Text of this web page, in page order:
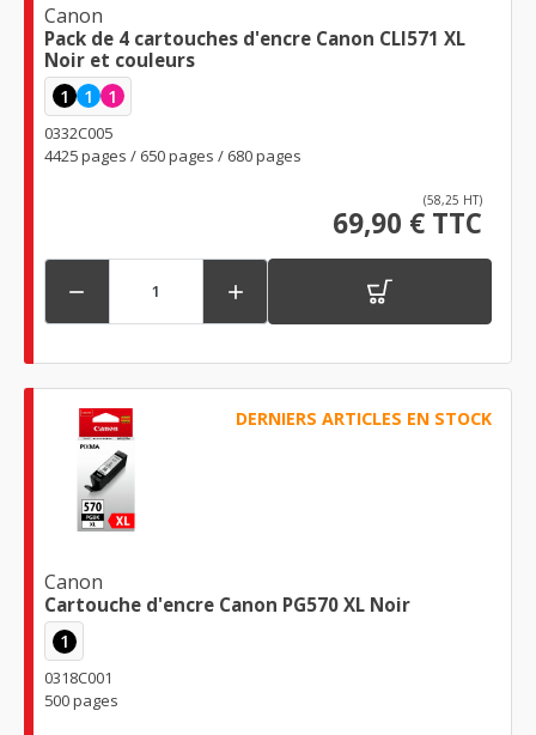
Canon
Pack de 4 cartouches d'encre Canon CLI571 XL
Noir et couleurs
1 1 1
0332C005
4425 pages / 650 pages / 680 pages
(58,25 HT)
69,90 € TTC
 
DERNIERS ARTICLES EN STOCK
Canon
Cartouche d'encre Canon PG570 XL Noir
1
0318C001
500 pages